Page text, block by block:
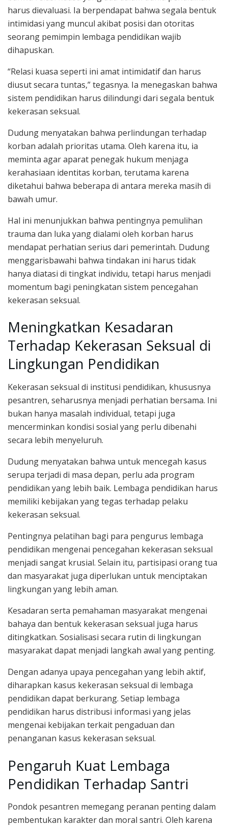
harus dievaluasi. Ia berpendapat bahwa segala bentuk
intimidasi yang muncul akibat posisi dan otoritas
seorang pemimpin lembaga pendidikan wajib
dihapuskan.
“Relasi kuasa seperti ini amat intimidatif dan harus
diusut secara tuntas,” tegasnya. Ia menegaskan bahwa
sistem pendidikan harus dilindungi dari segala bentuk
kekerasan seksual.
Dudung menyatakan bahwa perlindungan terhadap
korban adalah prioritas utama. Oleh karena itu, ia
meminta agar aparat penegak hukum menjaga
kerahasiaan identitas korban, terutama karena
diketahui bahwa beberapa di antara mereka masih di
bawah umur.
Hal ini menunjukkan bahwa pentingnya pemulihan
trauma dan luka yang dialami oleh korban harus
mendapat perhatian serius dari pemerintah. Dudung
menggarisbawahi bahwa tindakan ini harus tidak
hanya diatasi di tingkat individu, tetapi harus menjadi
momentum bagi peningkatan sistem pencegahan
kekerasan seksual.
Meningkatkan Kesadaran
Terhadap Kekerasan Seksual di
Lingkungan Pendidikan
Kekerasan seksual di institusi pendidikan, khususnya
pesantren, seharusnya menjadi perhatian bersama. Ini
bukan hanya masalah individual, tetapi juga
mencerminkan kondisi sosial yang perlu dibenahi
secara lebih menyeluruh.
Dudung menyatakan bahwa untuk mencegah kasus
serupa terjadi di masa depan, perlu ada program
pendidikan yang lebih baik. Lembaga pendidikan harus
memiliki kebijakan yang tegas terhadap pelaku
kekerasan seksual.
Pentingnya pelatihan bagi para pengurus lembaga
pendidikan mengenai pencegahan kekerasan seksual
menjadi sangat krusial. Selain itu, partisipasi orang tua
dan masyarakat juga diperlukan untuk menciptakan
lingkungan yang lebih aman.
Kesadaran serta pemahaman masyarakat mengenai
bahaya dan bentuk kekerasan seksual juga harus
ditingkatkan. Sosialisasi secara rutin di lingkungan
masyarakat dapat menjadi langkah awal yang penting.
Dengan adanya upaya pencegahan yang lebih aktif,
diharapkan kasus kekerasan seksual di lembaga
pendidikan dapat berkurang. Setiap lembaga
pendidikan harus distribusi informasi yang jelas
mengenai kebijakan terkait pengaduan dan
penanganan kasus kekerasan seksual.
Pengaruh Kuat Lembaga
Pendidikan Terhadap Santri
Pondok pesantren memegang peranan penting dalam
pembentukan karakter dan moral santri. Oleh karena